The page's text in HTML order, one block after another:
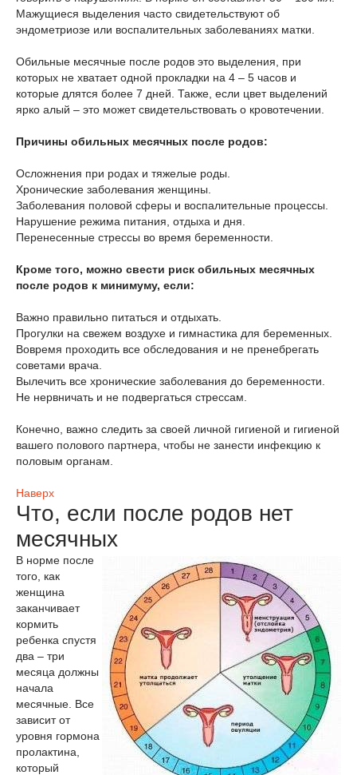
Мажущиеся выделения часто свидетельствуют об
эндометриозе или воспалительных заболеваниях матки.
Обильные месячные после родов это выделения, при
которых не хватает одной прокладки на 4 – 5 часов и
которые длятся более 7 дней. Также, если цвет выделений
ярко алый – это может свидетельствовать о кровотечении.
Причины обильных месячных после родов:
Осложнения при родах и тяжелые роды.
Хронические заболевания женщины.
Заболевания половой сферы и воспалительные процессы.
Нарушение режима питания, отдыха и дня.
Перенесенные стрессы во время беременности.
Кроме того, можно свести риск обильных месячных
после родов к минимуму, если:
Важно правильно питаться и отдыхать.
Прогулки на свежем воздухе и гимнастика для беременных.
Вовремя проходить все обследования и не пренебрегать
советами врача.
Вылечить все хронические заболевания до беременности.
Не нервничать и не подвергаться стрессам.
Конечно, важно следить за своей личной гигиеной и гигиеной
вашего полового партнера, чтобы не занести инфекцию к
половым органам.
Наверх
Что, если после родов нет
месячных
В норме после
того, как
женщина
заканчивает
кормить
ребенка спустя
два – три
месяца должны
начала
месячные. Все
зависит от
уровня гормона
пролактина,
который